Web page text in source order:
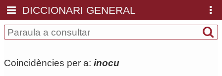
DICCIONARI GENERAL
Coincidències per a: inocu